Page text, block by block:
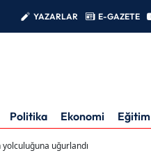
YAZARLAR E-GAZETE
Politika Ekonomi Eğitim
yolculuğuna uğurlandı